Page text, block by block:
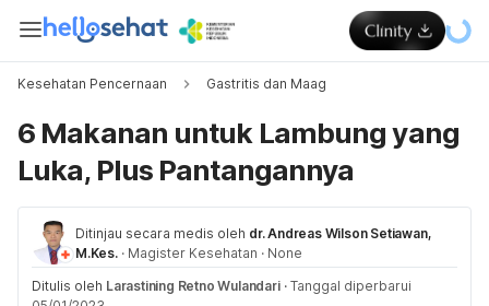
Kesehatan Pencernaan Gastritis dan Maag
6 Makanan untuk Lambung yang
Luka, Plus Pantangannya
Ditinjau secara medis oleh dr. Andreas Wilson Setiawan,
M.Kes. · Magister Kesehatan · None
Ditulis oleh Larastining Retno Wulandari · Tanggal diperbarui